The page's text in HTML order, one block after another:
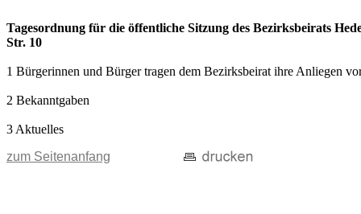
Tagesordnung für die öffentliche Sitzung des Bezirksbeirats
Str. 10
1 Bürgerinnen und Bürger tragen dem Bezirksbeirat ihre Anliegen
2 Bekanntgaben
3 Aktuelles
zum Seitenanfang